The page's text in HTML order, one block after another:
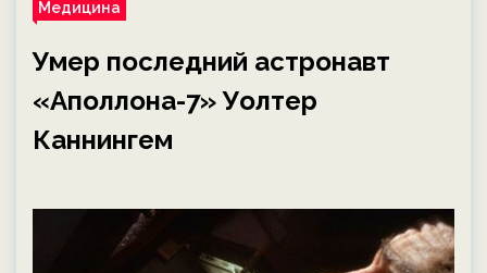
Медицина
Умер последний астронавт
«Аполлона-7» Уолтер
Каннингем